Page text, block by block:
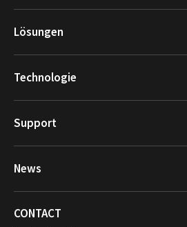
Lösungen
Technologie
Support
News
CONTACT